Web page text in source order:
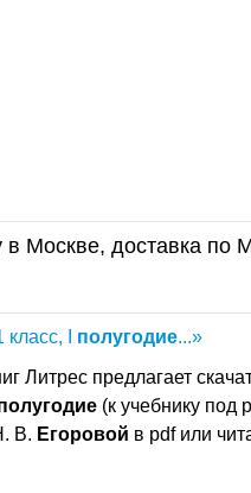
Москве, доставка по
I полугодие...»
Литрес предлагает
(к учебнику под
В. Егоровой в pdf или